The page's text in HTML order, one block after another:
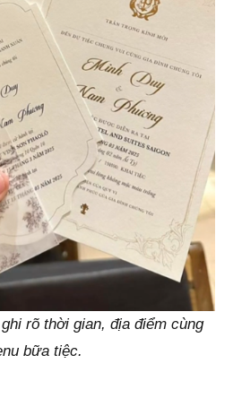
rõ thời gian, địa điểm cùng
bữa tiệc.